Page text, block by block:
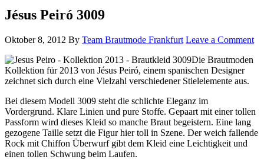
Jésus Peiró 3009
Oktober 8, 2012 By Team Brautmode Frankfurt Leave a Comment
Die Brautmoden
Kollektion für 2013 von Jésus Peiró, einem spanischen Designer
zeichnet sich durch eine Vielzahl verschiedener Stielelemente aus.
Bei diesem Modell 3009 steht die schlichte Eleganz im
Vordergrund. Klare Linien und pure Stoffe. Gepaart mit einer tollen
Passform wird dieses Kleid so manche Braut begeistern. Eine lang
gezogene Taille setzt die Figur hier toll in Szene. Der weich fallende
Rock mit Chiffon Überwurf gibt dem Kleid eine Leichtigkeit und
einen tollen Schwung beim Laufen.